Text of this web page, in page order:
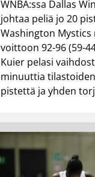
WNBA:ssa Dallas
johtaa peliä jo 20
Washington Mystics
voittoon 92-96 (59-
Kuier pelasi
minuuttia
pistettä ja yhden